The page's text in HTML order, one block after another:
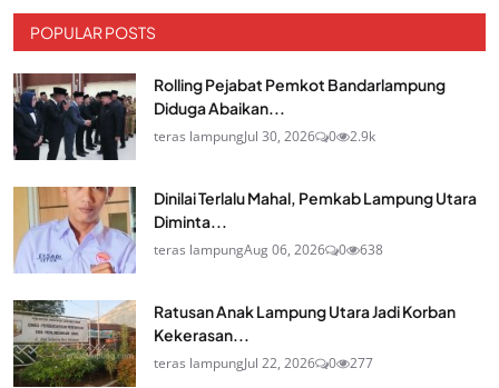
POPULAR POSTS
Rolling Pejabat Pemkot Bandarlampung
Diduga Abaikan...
teras lampungJul 30, 2026 0 2.9k
Dinilai Terlalu Mahal, Pemkab Lampung Utara
Diminta...
teras lampungAug 06, 2026 0 638
Ratusan Anak Lampung Utara Jadi Korban
Kekerasan...
teras lampungJul 22, 2026 0 277